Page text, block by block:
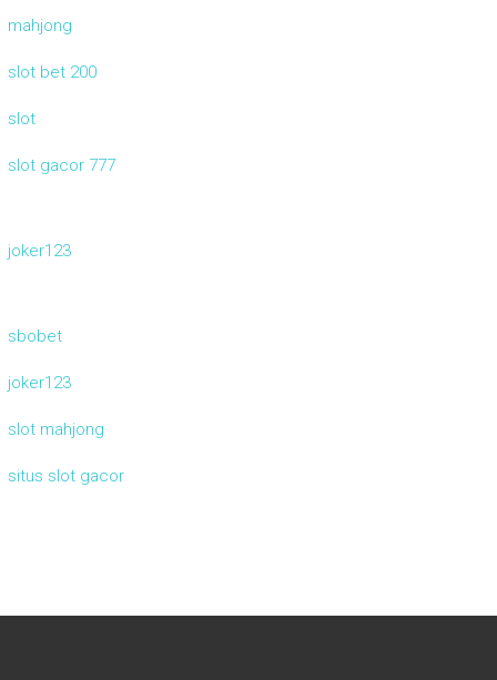
mahjong
slot bet 200
slot
slot gacor 777
joker123
sbobet
joker123
slot mahjong
situs slot gacor